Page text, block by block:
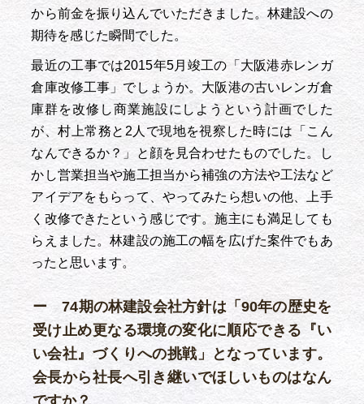
から前金を振り込んでいただきました。林建設への
期待を感じた瞬間でした。
最近の工事では2015年5月竣工の「大阪港赤レンガ
倉庫改修工事」でしょうか。大阪港の古いレンガ倉
庫群を改修し商業施設にしようという計画でした
が、村上常務と2人で現地を視察した時には「こん
なんできるか？」と顔を見合わせたものでした。し
かし営業担当や施工担当から補強の方法や工法など
アイデアをもらって、やってみたら想いの他、上手
く改修できたという感じです。施主にも満足しても
らえました。林建設の施工の幅を広げた案件でもあ
ったと思います。
ー 74期の林建設会社方針は「90年の歴史を
受け止め更なる環境の変化に順応できる『い
い会社』づくりへの挑戦」となっています。
会長から社長へ引き継いでほしいものはなん